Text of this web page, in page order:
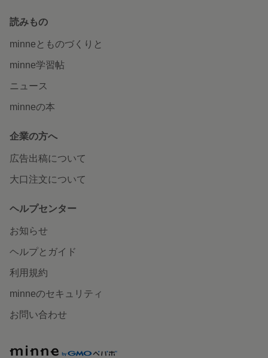
読みもの
minneとものづくりと
minne学習帖
ニュース
minneの本
企業の方へ
広告出稿について
大口注文について
ヘルプセンター
お知らせ
ヘルプとガイド
利用規約
minneのセキュリティ
お問い合わせ